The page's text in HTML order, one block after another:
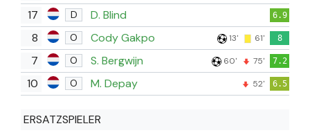
17 D D. Blind 6.9
8 O Cody Gakpo 13' 61' 8
7 O S. Bergwijn 60' 75' 7.2
10 O M. Depay 52' 6.5
ERSATZSPIELER